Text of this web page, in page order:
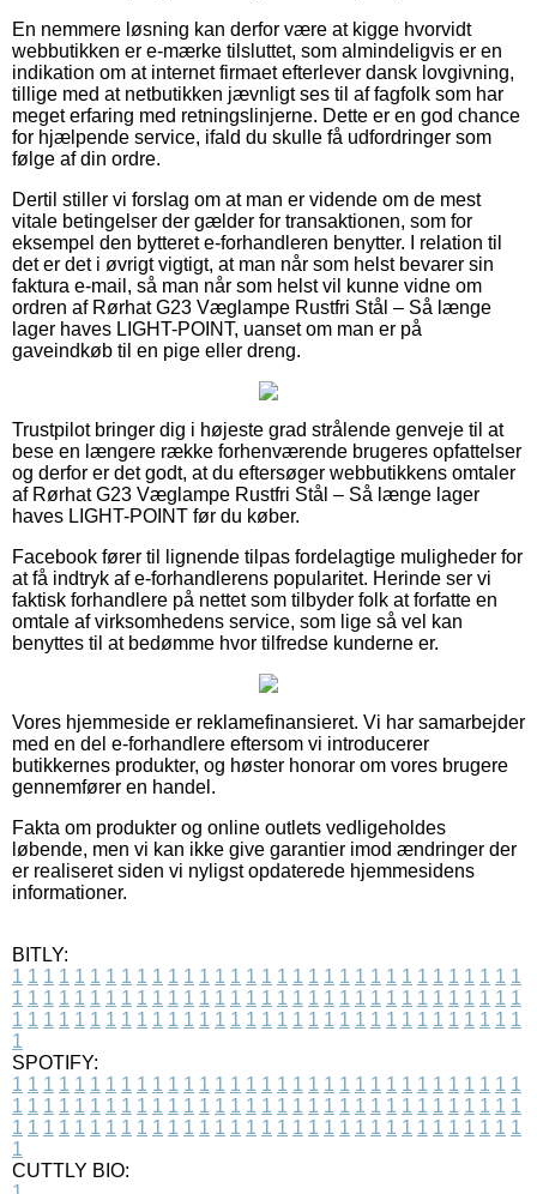
En nemmere løsning kan derfor være at kigge hvorvidt
webbutikken er e-mærke tilsluttet, som almindeligvis er en
indikation om at internet firmaet efterlever dansk lovgivning,
tillige med at netbutikken jævnligt ses til af fagfolk som har
meget erfaring med retningslinjerne. Dette er en god chance
for hjælpende service, ifald du skulle få udfordringer som
følge af din ordre.
Dertil stiller vi forslag om at man er vidende om de mest
vitale betingelser der gælder for transaktionen, som for
eksempel den bytteret e-forhandleren benytter. I relation til
det er det i øvrigt vigtigt, at man når som helst bevarer sin
faktura e-mail, så man når som helst vil kunne vidne om
ordren af Rørhat G23 Væglampe Rustfri Stål – Så længe
lager haves LIGHT-POINT, uanset om man er på
gaveindkøb til en pige eller dreng.
Trustpilot bringer dig i højeste grad strålende genveje til at
bese en længere række forhenværende brugeres opfattelser
og derfor er det godt, at du eftersøger webbutikkens omtaler
af Rørhat G23 Væglampe Rustfri Stål – Så længe lager
haves LIGHT-POINT før du køber.
Facebook fører til lignende tilpas fordelagtige muligheder for
at få indtryk af e-forhandlerens popularitet. Herinde ser vi
faktisk forhandlere på nettet som tilbyder folk at forfatte en
omtale af virksomhedens service, som lige så vel kan
benyttes til at bedømme hvor tilfredse kunderne er.
Vores hjemmeside er reklamefinansieret. Vi har samarbejder
med en del e-forhandlere eftersom vi introducerer
butikkernes produkter, og høster honorar om vores brugere
gennemfører en handel.
Fakta om produkter og online outlets vedligeholdes
løbende, men vi kan ikke give garantier imod ændringer der
er realiseret siden vi nyligst opdaterede hjemmesidens
informationer.
BITLY:
1 1 1 1 1 1 1 1 1 1 1 1 1 1 1 1 1 1 1 1 1 1 1 1 1 1 1 1 1 1 1 1 1
1 1 1 1 1 1 1 1 1 1 1 1 1 1 1 1 1 1 1 1 1 1 1 1 1 1 1 1 1 1 1 1 1
1 1 1 1 1 1 1 1 1 1 1 1 1 1 1 1 1 1 1 1 1 1 1 1 1 1 1 1 1 1 1 1 1
1
SPOTIFY:
1 1 1 1 1 1 1 1 1 1 1 1 1 1 1 1 1 1 1 1 1 1 1 1 1 1 1 1 1 1 1 1 1
1 1 1 1 1 1 1 1 1 1 1 1 1 1 1 1 1 1 1 1 1 1 1 1 1 1 1 1 1 1 1 1 1
1 1 1 1 1 1 1 1 1 1 1 1 1 1 1 1 1 1 1 1 1 1 1 1 1 1 1 1 1 1 1 1 1
1
CUTTLY BIO: